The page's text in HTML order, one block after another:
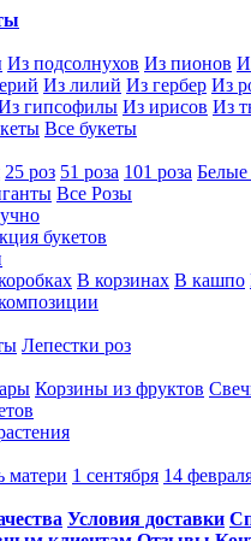
Из подсолнухов Из пионов
Из лилий Из гербер Из
гипсофилы Из ирисов Из
Все букеты
25 роз 51 роза 101 роза Белые
Все Розы
букетов
В корзинах В кашпо
Лепестки роз
Корзины из фруктов
матери 1 сентября 14
Условия доставки